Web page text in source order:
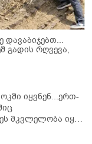
დავაბიჯებთ...
გადის რღვევა,
იყვნენ...ერთ-
მკვლელობა იყო"
ტრაგედიის